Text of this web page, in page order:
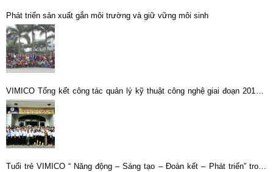
Phát triển sản xuất gắn môi trường và giữ vững môi sinh
VIMICO Tổng kết công tác quản lý kỹ thuật công nghệ giai đoạn 2017 –
2021
Tuổi trẻ VIMICO “ Năng động – Sáng tạo – Đoàn kết – Phát triển” trong